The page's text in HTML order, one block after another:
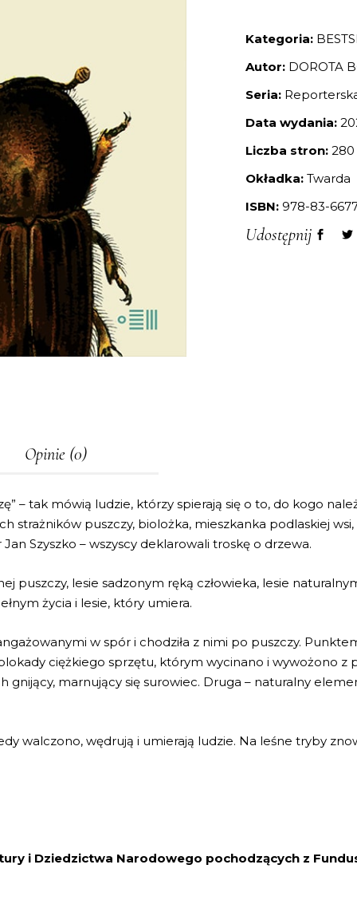
Kategoria:
Autor: DOROTA
Seria:
Data wydania:
Liczba stron: 280
Okładka: Twarda
ISBN: 978-83-
Udostępnij
Opinie (0)
– tak mówią ludzie, którzy spierają się o to, do kogo
strażników puszczy, biolożka, mieszkanka podlaskiej
Szyszko – wszyscy deklarowali troskę o drzewa.
puszczy, lesie sadzonym ręką człowieka, lesie
życia i lesie, który umiera.
w spór i chodziła z nimi po puszczy.
ciężkiego sprzętu, którym wycinano i wywożono
gnijący, marnujący się surowiec. Druga – naturalny
walczono, wędrują i umierają ludzie. Na leśne tryby
i Dziedzictwa Narodowego pochodzących z